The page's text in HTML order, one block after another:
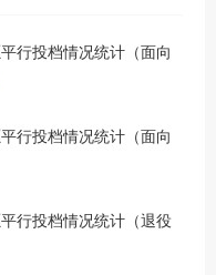
行投档情况统计（面向
行投档情况统计（面向
行投档情况统计（退役